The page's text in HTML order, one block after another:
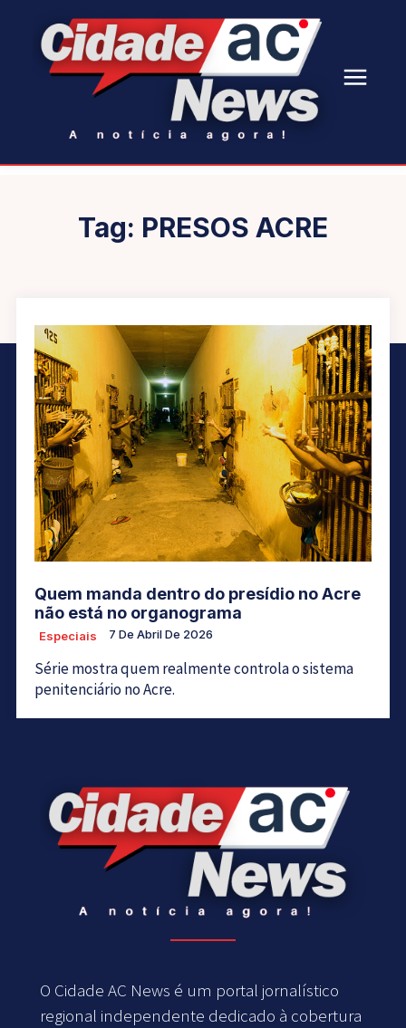
Tag: PRESOS ACRE
Quem manda dentro do presídio no Acre
não está no organograma
Especiais 7 De Abril De 2026
Série mostra quem realmente controla o sistema
penitenciário no Acre.
O Cidade AC News é um portal jornalístico
regional independente dedicado à cobertura